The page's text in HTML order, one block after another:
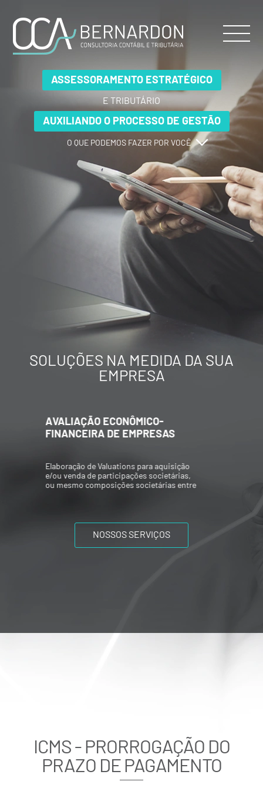
ASSESSORAMENTO ESTRATÉGICO
E TRIBUTÁRIO
AUXILIANDO O PROCESSO DE GESTÃO
O QUE PODEMOS FAZER POR VOCÊ
ASSESSORAMENTO ESTRATÉGICO
E TRIBUTÁRIO
AUXILIANDO O PROCESSO DE GESTÃO
O QUE PODEMOS FAZER POR VOCÊ
ASSESSORAMENTO ESTRATÉGICO
E TRIBUTÁRIO
AUXILIANDO O PROCESSO DE GESTÃO
O QUE PODEMOS FAZER POR VOCÊ
SOLUÇÕES NA MEDIDA DA SUA
EMPRESA
AVALIAÇÃO ECONÔMICO-
FINANCEIRA DE EMPRESAS
Elaboração de Valuations para aquisição
e/ou venda de participações societárias,
ou mesmo composições societárias entre
NOSSOS SERVIÇOS
ICMS - PRORROGAÇÃO DO
PRAZO DE PAGAMENTO